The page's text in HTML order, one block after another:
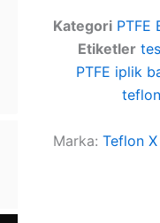
Kategori PTFE
Etiketler
PTFE iplik
Marka: Teflon X